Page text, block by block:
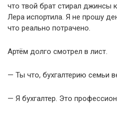
что твой брат стирал
Лера испортила. Я не прошу
что реально потрачено.
Артём долго смотрел в лист.
— Ты что, бухгалтерию семьи
— Я бухгалтер. Это